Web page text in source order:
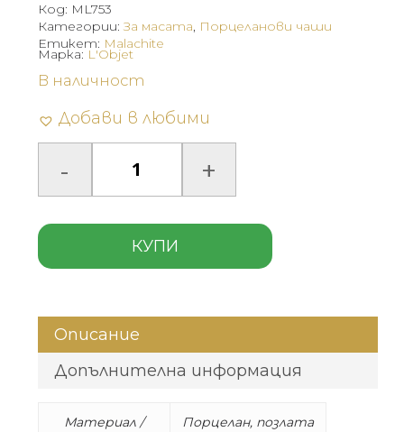
Код: ML753
Категории:За масата, Порцеланови чаши
Етикет: Malachite
В наличност
Добави в любими
КУПИ
Марка: L'Objet
Описание
Допълнителна информация
Материал /
Порцелан, позлата